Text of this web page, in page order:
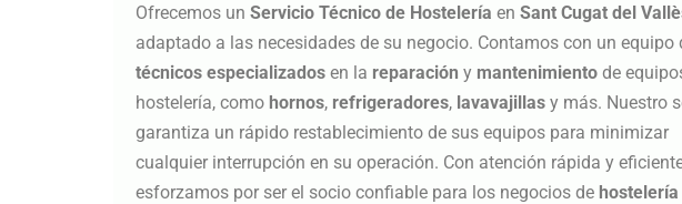
Ofrecemos un Servicio Técnico de Hostelería en Sant Cugat del
adaptado a las necesidades de su negocio. Contamos con un equipo
técnicos especializados en la reparación y mantenimiento de
hostelería, como hornos, refrigeradores, lavavajillas y más. Nuestro
garantiza un rápido restablecimiento de sus equipos para minimizar
cualquier interrupción en su operación. Con atención rápida y
esforzamos por ser el socio confiable para los negocios de hostelería